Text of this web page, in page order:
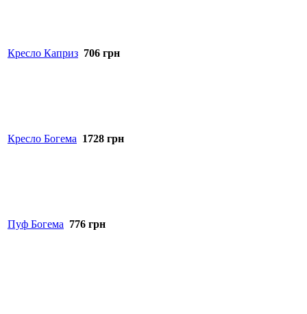
Кресло Каприз 706 грн
Кресло Богема 1728 грн
Пуф Богема 776 грн